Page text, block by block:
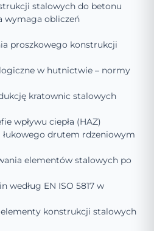
stalowych do betonu
wymaga obliczeń
proszkowego konstrukcji
w hutnictwie – normy
kratownic stalowych
wpływu ciepła (HAZ)
drutem rdzeniowym
elementów stalowych po
według EN ISO 5817 w
elementy konstrukcji stalowych